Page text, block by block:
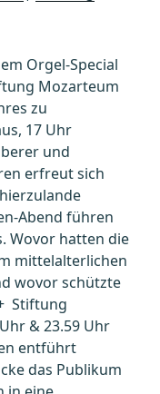
Orgel-Special
Mozarteum
zu
17 Uhr
und
erfreut sich
Abend führen
Wovor hatten die
mittelalterlichen
wovor schützte
Stiftung
& 23.59 Uhr
entführt
das Publikum